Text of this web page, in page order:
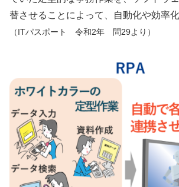
替させることによって、自動化や効率
（ITパスポート 令和2年 問29より）